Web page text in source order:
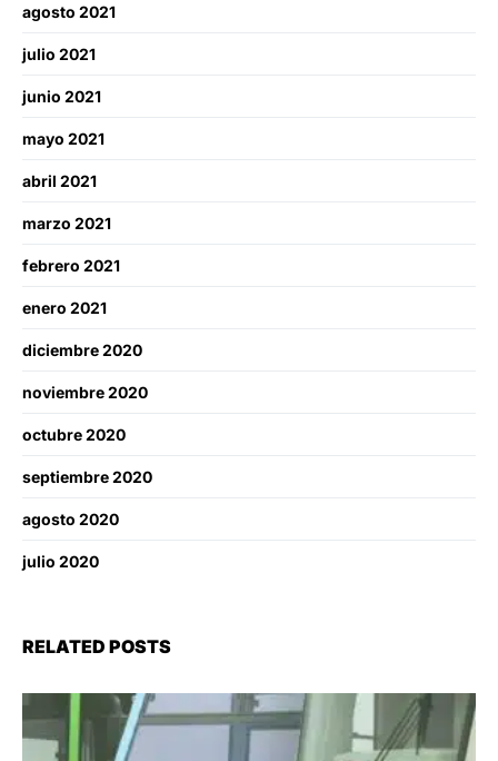
agosto 2021
julio 2021
junio 2021
mayo 2021
abril 2021
marzo 2021
febrero 2021
enero 2021
diciembre 2020
noviembre 2020
octubre 2020
septiembre 2020
agosto 2020
julio 2020
RELATED POSTS